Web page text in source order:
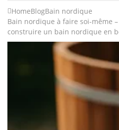
HomeBlogBain nordique
Bain nordique à faire soi-même
construire un bain nordique en